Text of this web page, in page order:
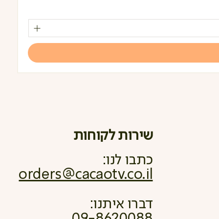
שירות לקוחות
כתבו לנו:
orders@cacaotv.co.il
דברו איתנו: